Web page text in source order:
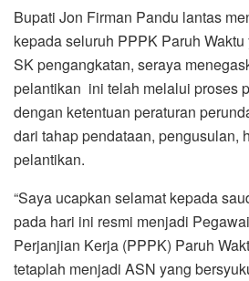
Bupati Jon Firman Pandu lantas
kepada seluruh PPPK Paruh
SK pengangkatan, seraya
pelantikan ini telah melalui proses
dengan ketentuan peraturan
dari tahap pendataan, pengusulan,
pelantikan.
“Saya ucapkan selamat kepada
pada hari ini resmi menjadi
Perjanjian Kerja (PPPK) Paruh
tetaplah menjadi ASN yang